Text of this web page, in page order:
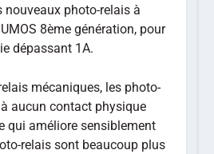
nouveaux photo-relais à
8ème génération, pour
dépassant 1A.
mécaniques, les photo-
aucun contact physique
qui améliore sensiblement
relais sont beaucoup plus